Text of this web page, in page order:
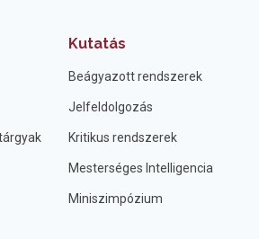
Kutatás
Beágyazott rendszerek
Jelfeldolgozás
Kritikus rendszerek
Mesterséges Intelligencia
Miniszimpózium